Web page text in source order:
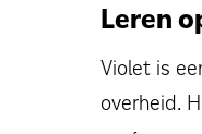
Leren
Violet is
overheid.